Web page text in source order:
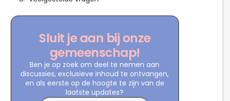
Sluit je aan bij onze
gemeenschap!
Ben je op zoek om deel te nemen aan
discussies, exclusieve inhoud te ontvangen,
en als eerste op de hoogte te zijn van de
laatste updates?